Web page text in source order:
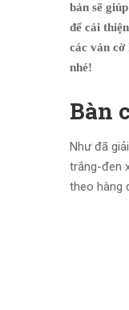
bản sẽ
để cải
các ván
nhé!
Bàn
Như đã
trắng-đen
theo hàng